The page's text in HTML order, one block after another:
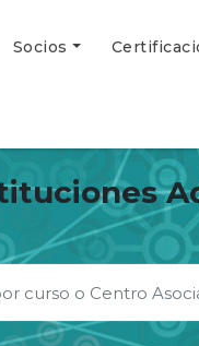
Socios